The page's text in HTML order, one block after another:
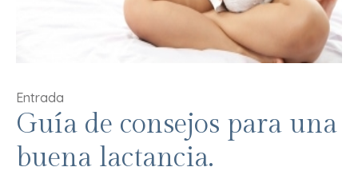
Entrada
Guía de consejos para una
buena lactancia.